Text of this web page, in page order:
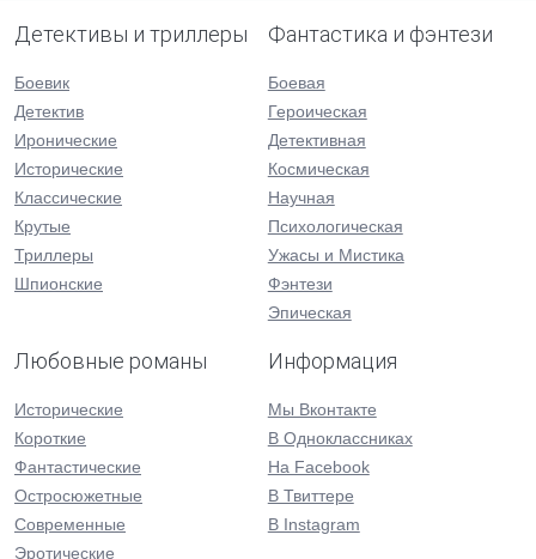
Детективы и триллеры
Боевик
Детектив
Иронические
Исторические
Классические
Крутые
Триллеры
Шпионские
Фантастика и фэнтези
Боевая
Героическая
Детективная
Космическая
Научная
Психологическая
Ужасы и Мистика
Фэнтези
Эпическая
Любовные романы
Исторические
Короткие
Фантастические
Остросюжетные
Современные
Эротические
Информация
Мы Вконтакте
В Одноклассниках
На Facebook
В Твиттере
В Instagram